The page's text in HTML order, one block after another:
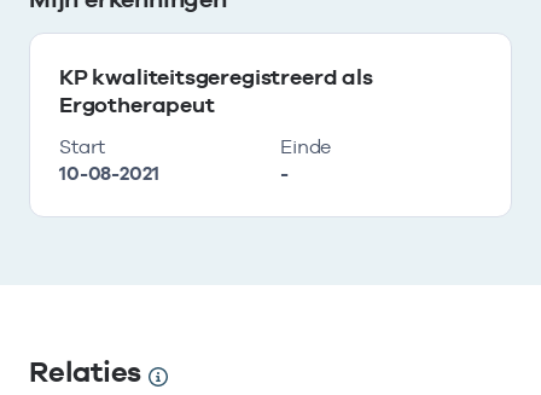
KP kwaliteitsgeregistreerd als
Ergotherapeut
Start
10-08-2021
Einde
-
Relaties